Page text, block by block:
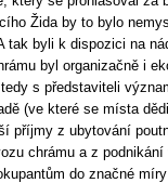
Žida by to bylo
tak byli k dispozici na
byl organizačně i
s představiteli
(ve které se místa
příjmy z ubytování
chrámu a z
do značné